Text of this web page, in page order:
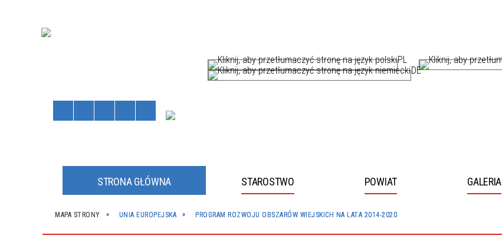
PL
DE
STRONA GŁÓWNA STAROSTWO
Starostwo
POWIAT
Powiat
GALERIA
MAPA STRONY UNIA EUROPEJSKA PROGRAM ROZWOJU OBSZARÓW WIEJSKICH NA LATA 2014-2020